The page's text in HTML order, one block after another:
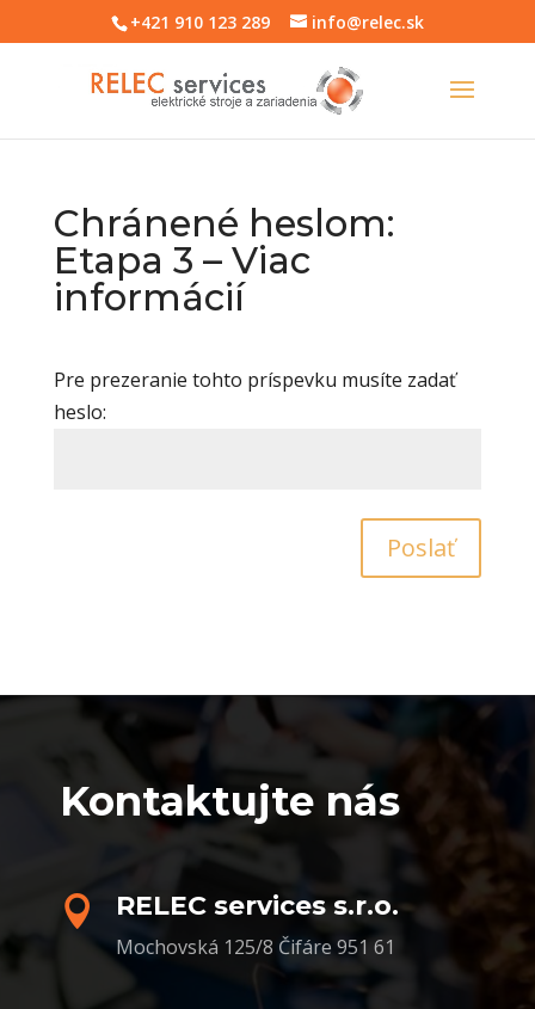
+421 910 123 289 info@relec.sk
Chránené heslom:
Etapa 3 – Viac
informácií
Pre prezeranie tohto príspevku musíte zadať
heslo:
Poslať
Kontaktujte nás
 RELEC services s.r.o.
Mochovská 125/8 Čifáre 951 61